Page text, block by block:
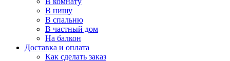
В нишу
В спальню
В частный дом
На балкон
Доставка и оплата
Как сделать заказ